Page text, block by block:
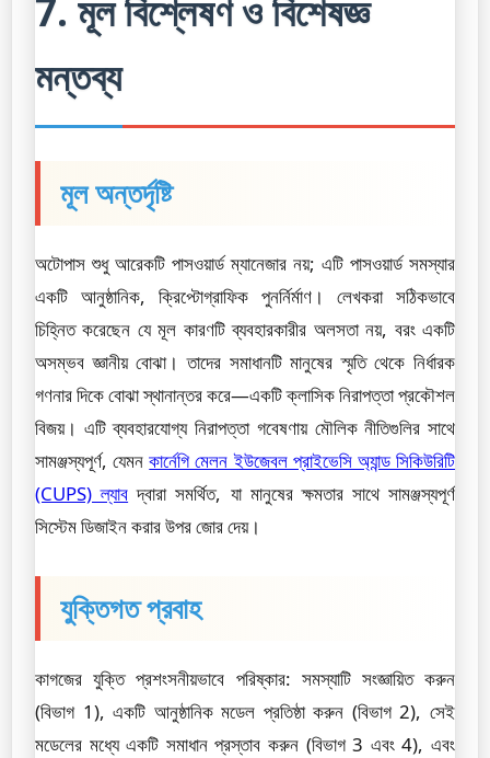
7. মূল বিশ্লেষণ ও বিশেষজ্ঞ
মন্তব্য
মূল অন্তর্দৃষ্টি
অটোপাস শুধু আরেকটি পাসওয়ার্ড ম্যানেজার নয়; এটি পাসওয়ার্ড সমস্যার
একটি আনুষ্ঠানিক, ক্রিপ্টোগ্রাফিক পুনর্নির্মাণ। লেখকরা সঠিকভাবে
চিহ্নিত করেছেন যে মূল কারণটি ব্যবহারকারীর অলসতা নয়, বরং একটি
অসম্ভব জ্ঞানীয় বোঝা। তাদের সমাধানটি মানুষের স্মৃতি থেকে নির্ধারক
গণনার দিকে বোঝা স্থানান্তর করে—একটি ক্লাসিক নিরাপত্তা প্রকৌশল
বিজয়। এটি ব্যবহারযোগ্য নিরাপত্তা গবেষণায় মৌলিক নীতিগুলির সাথে
সামঞ্জস্যপূর্ণ, যেমনকার্নেগি মেলন ইউজেবল প্রাইভেসি অ্যান্ড সিকিউরিটি
(CUPS) ল্যাব দ্বারা সমর্থিত, যা মানুষের ক্ষমতার সাথে সামঞ্জস্যপূর্ণ
সিস্টেম ডিজাইন করার উপর জোর দেয়।
যুক্তিগত প্রবাহ
কাগজের যুক্তি প্রশংসনীয়ভাবে পরিষ্কার: সমস্যাটি সংজ্ঞায়িত করুন
(বিভাগ 1), একটি আনুষ্ঠানিক মডেল প্রতিষ্ঠা করুন (বিভাগ 2), সেই
মডেলের মধ্যে একটি সমাধান প্রস্তাব করুন (বিভাগ 3 এবং 4), এবং